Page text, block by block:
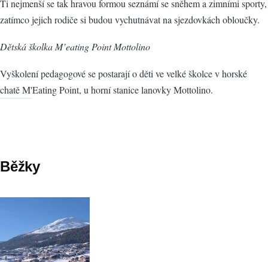
Ti nejmenší se tak hravou formou seznámí se sněhem a zimními sporty,
zatímco jejich rodiče si budou vychutnávat na sjezdovkách obloučky.
Dětská školka M’eating Point Mottolino
Vyškolení pedagogové se postarají o děti ve velké školce v horské
chatě M'Eating Point, u horní stanice lanovky Mottolino.
Běžky